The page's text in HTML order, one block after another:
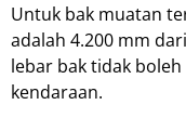
Untuk bak muatan
adalah 4.200 mm
lebar bak tidak
kendaraan.